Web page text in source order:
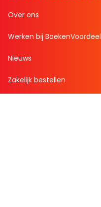
Over ons
Werken bij BoekenVoordeel
Nieuws
Zakelijk bestellen